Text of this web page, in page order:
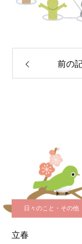
前の
日々のこと・その他
立春